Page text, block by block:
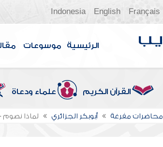
Français
English
Indonesia
الرئيسية موسوعات
القرآن الكريم علماء ودعاة
محاضرات مفرغة أبوبكر الجزائري لماذا نصوم -